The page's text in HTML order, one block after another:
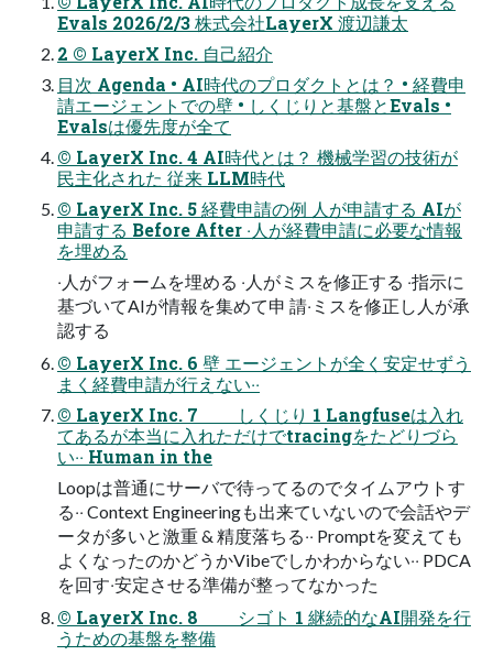
Evals 2026/2/3 株式会社LayerX 渡辺謙太
2 © LayerX Inc. ⾃⼰紹介
⽬次 Agenda • AI時代のプロダクトとは？ • 経費申
請エージェントでの壁 • しくじりと基盤とEvals •
Evalsは優先度が全て
© LayerX Inc. 4 AI時代とは？ 機械学習の技術が
⺠主化された 従来 LLM時代
© LayerX Inc. 5 経費申請の例 ⼈が申請する AIが
申請する Before After ‧⼈が経費申請に必要な情報
を埋める
‧⼈がフォームを埋める ‧⼈がミスを修正する ‧指⽰に
基づいてAIが情報を集めて申 請‧ミスを修正し⼈が承
認する
© LayerX Inc. 6 壁 エージェントが全く安定せずう
まく経費申請が⾏えない‧‧
© LayerX Inc. 7 しくじり 1 Langfuseは⼊れ
てあるが本当に⼊れただけでtracingをたどりづら
い‧‧ Human in the
Loopは普通にサーバで待ってるのでタイムアウトす
る‧‧ Context Engineeringも出来ていないので会話やデ
ータが多いと激重 & 精度落ちる‧‧ Promptを変えても
よくなったのかどうかVibeでしかわからない‧‧ PDCA
を回す‧安定させる準備が整ってなかった
© LayerX Inc. 8 シゴト 1 継続的なAI開発を⾏
うための基盤を整備